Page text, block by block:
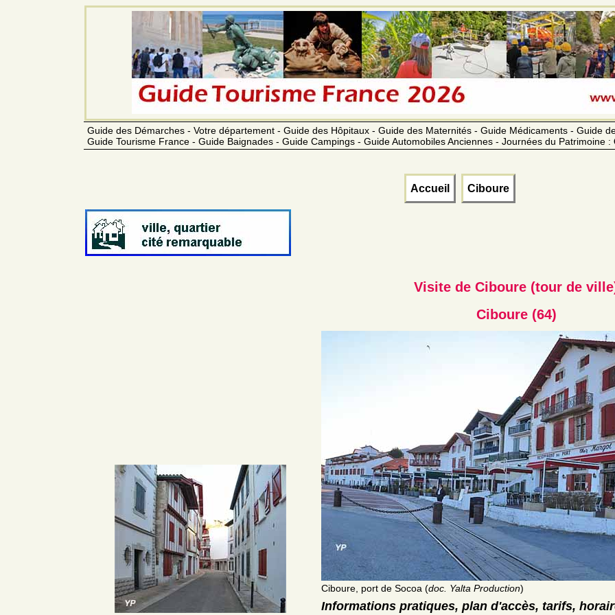
Guide des Démarches - Votre département - Guide des Hôpitaux - Guide des Maternités - Guide Médicaments - Guide
Guide Tourisme France - Guide Baignades - Guide Campings - Guide Automobiles Anciennes - Journées du Patrimoine :
Accueil Ciboure
Visite de Ciboure (tour de
Ciboure (64)
Ciboure, port de Socoa (doc. Yalta Production)
Informations pratiques, plan d'accès, tarifs,